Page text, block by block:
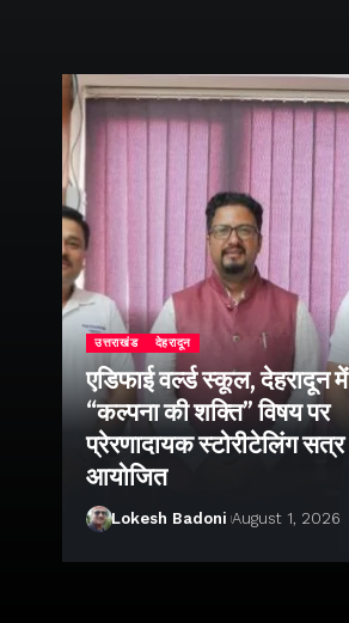
उत्तराखंड देहरादून
एडिफाई वर्ल्ड स्कूल, देहरादून में
“कल्पना की शक्ति” विषय पर
प्रेरणादायक स्टोरीटेलिंग सत्र
आयोजित
Lokesh Badoni August 1, 2026